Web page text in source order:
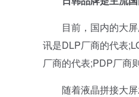
目前，国内的大屏
讯是DLP厂商的代表
厂商的代表;PDP厂商
随着液晶拼接大屏